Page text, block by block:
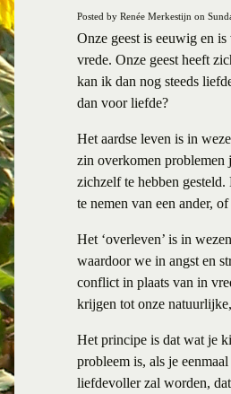
Posted by Renée Merkestijn on
Onze geest is eeuwig en
vrede. Onze geest heeft
kan ik dan nog steeds
dan voor liefde?
Het aardse leven is in
zin overkomen problemen
zichzelf te hebben
te nemen van een ander,
Het ‘overleven’ is in
waardoor we in angst en
conflict in plaats van in
krijgen tot onze
Het principe is dat wat je
probleem is, als je
liefdevoller zal worden,